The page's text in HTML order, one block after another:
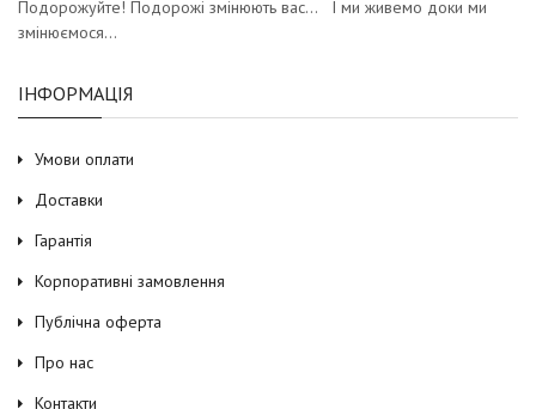
Подорожуйте! Подорожі змінюють вас… І ми живемо доки ми
змінюємося…
ІНФОРМАЦІЯ
Умови оплати
Доставки
Гарантія
Корпоративні замовлення
Публічна оферта
Про нас
Контакти